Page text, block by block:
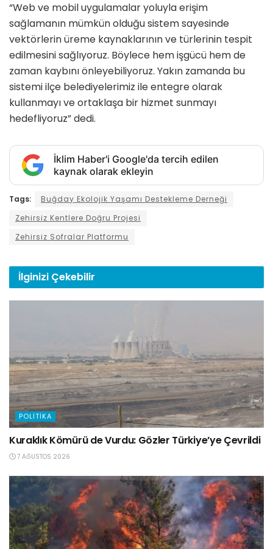
“Web ve mobil uygulamalar yoluyla erişim
sağlamanın mümkün olduğu sistem sayesinde
vektörlerin üreme kaynaklarının ve türlerinin tespit
edilmesini sağlıyoruz. Böylece hem işgücü hem de
zaman kaybını önleyebiliyoruz. Yakın zamanda bu
sistemi ilçe belediyelerimiz ile entegre olarak
kullanmayı ve ortaklaşa bir hizmet sunmayı
hedefliyoruz” dedi.
İklim Haber'i Google'da tercih edilen
kaynak olarak ekleyin
Tags:
Buğday Ekolojik Yaşamı Destekleme Derneği
Zehirsiz Kentlere Doğru Projesi
Zehirsiz Sofralar Platformu
İlginizi Çekebilir
POLITIKA
Kuraklık Kömürü de Vurdu: Gözler Türkiye’ye Çevrildi
7 AĞUSTOS 2026